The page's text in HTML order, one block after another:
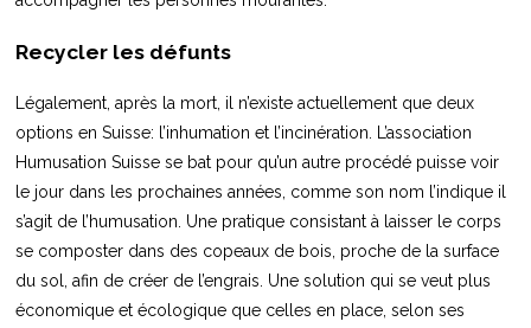
Recycler les défunts
Légalement, après la mort, il n’existe actuellement que deux
options en Suisse: l’inhumation et l’incinération. L’association
Humusation Suisse se bat pour qu’un autre procédé puisse voir
le jour dans les prochaines années, comme son nom l’indique il
s’agit de l’humusation. Une pratique consistant à laisser le corps
se composter dans des copeaux de bois, proche de la surface
du sol, afin de créer de l’engrais. Une solution qui se veut plus
économique et écologique que celles en place, selon ses